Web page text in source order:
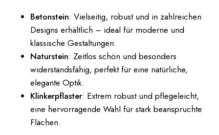
Betonstein: Vielseitig, robust und in zahlreichen
Designs erhältlich – ideal für moderne und
klassische Gestaltungen.
Naturstein: Zeitlos schön und besonders
widerstandsfähig, perfekt für eine natürliche,
elegante Optik.
Klinkerpflaster: Extrem robust und pflegeleicht,
eine hervorragende Wahl für stark beanspruchte
Flächen.